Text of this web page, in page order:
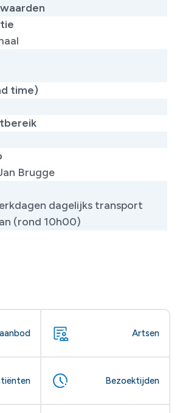
time)
Brugge
dagelijks transport
(rond 10h00)
Artsen
Bezoektijden